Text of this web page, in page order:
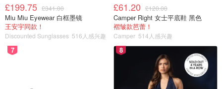
£199.75 £341.00
Miu Miu Eyewear 白框墨镜
王安宇同款！
Discounted Sunglasses 516人感兴趣
£61.20 £120.00
Camper Right 女士平底鞋 黑色
褶皱款芭蕾！
Camper 514人感兴趣
7 8